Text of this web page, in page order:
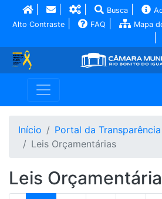
| Busca
Alto Contraste FAQ Mapa
Início Portal da Transparência
Leis Orçamentárias
Leis